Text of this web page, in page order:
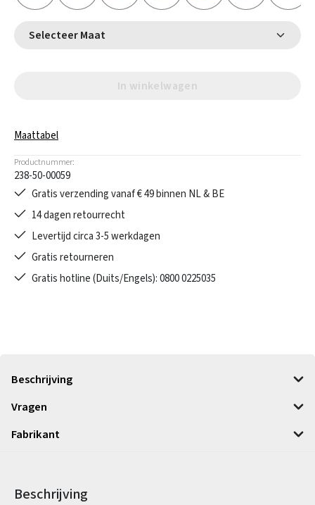
Selecteer Maat
In winkelwagen
Maattabel
Productnummer:
238-50-00059
Gratis verzending vanaf € 49 binnen NL & BE
14 dagen retourrecht
Levertijd circa 3-5 werkdagen
Gratis retourneren
Gratis hotline (Duits/Engels): 0800 0225035
Beschrijving
Vragen
Fabrikant
Beschrijving